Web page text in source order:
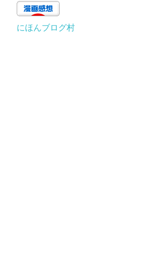
にほんブログ村